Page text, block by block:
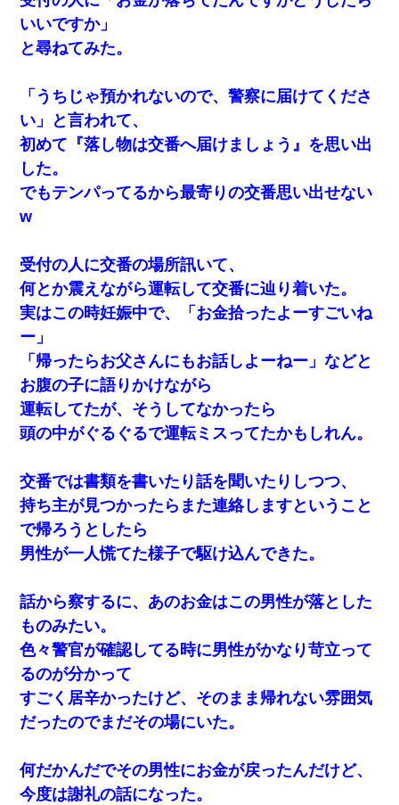
いいですか」
と尋ねてみた。
「うちじゃ預かれないので、警察に届けてくださ
い」と言われて、
初めて『落し物は交番へ届けましょう』を思い出
した。
でもテンパってるから最寄りの交番思い出せない
w
受付の人に交番の場所訊いて、
何とか震えながら運転して交番に辿り着いた。
実はこの時妊娠中で、「お金拾ったよーすごいね
ー」
「帰ったらお父さんにもお話しよーねー」などと
お腹の子に語りかけながら
運転してたが、そうしてなかったら
頭の中がぐるぐるで運転ミスってたかもしれん。
交番では書類を書いたり話を聞いたりしつつ、
持ち主が見つかったらまた連絡しますということ
で帰ろうとしたら
男性が一人慌てた様子で駆け込んできた。
話から察するに、あのお金はこの男性が落とした
ものみたい。
色々警官が確認してる時に男性がかなり苛立って
るのが分かって
すごく居辛かったけど、そのまま帰れない雰囲気
だったのでまだその場にいた。
何だかんだでその男性にお金が戻ったんだけど、
今度は謝礼の話になった。